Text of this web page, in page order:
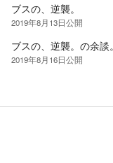
ブスの、逆襲。
2019年8月13日公開
ブスの、逆襲。の余談。
2019年8月16日公開